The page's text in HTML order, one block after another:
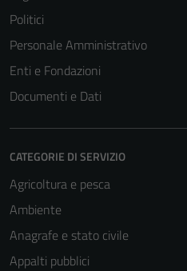
Politici
Personale Amministrativo
Enti e Fondazioni
Documenti e Dati
CATEGORIE DI SERVIZIO
Agricoltura e pesca
Ambiente
Anagrafe e stato civile
Appalti pubblici